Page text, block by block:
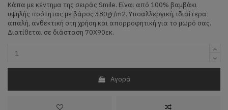
Κάπα με κέντημα της σειράς Smile. Είναι από 100% βαμβάκι
υψηλής ποότητας με βάρος 380gr/m2. Υποαλλεργική, ιδιαίτερα
απαλή, ανθεκτική στη χρήση και απορροφητική για το μωρό σας.
Διατίθεται σε διάσταση 70Χ90εκ.
Αγορά